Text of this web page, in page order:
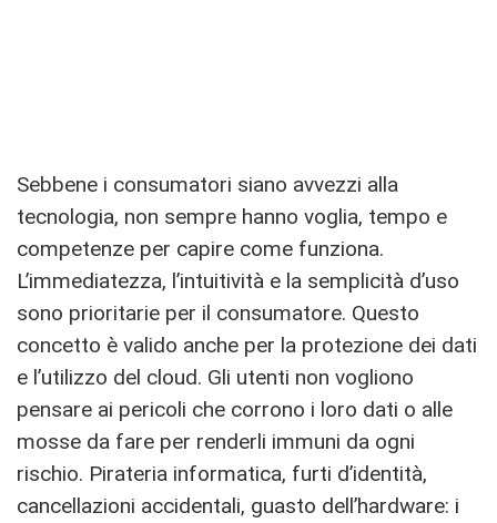
Sebbene i consumatori siano avvezzi alla
tecnologia, non sempre hanno voglia, tempo e
competenze per capire come funziona.
L’immediatezza, l’intuitività e la semplicità d’uso
sono prioritarie per il consumatore. Questo
concetto è valido anche per la protezione dei dati
e l’utilizzo del cloud. Gli utenti non vogliono
pensare ai pericoli che corrono i loro dati o alle
mosse da fare per renderli immuni da ogni
rischio. Pirateria informatica, furti d’identità,
cancellazioni accidentali, guasto dell’hardware: i